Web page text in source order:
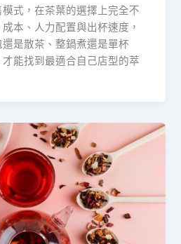
式，在茶葉的選擇上完全不
本、人力配置與出杯速度，
是散茶、整鍋煮還是單杯
能找到最適合自己店型的萃